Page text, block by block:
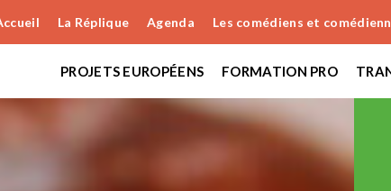
La Réplique Agenda Les comédiens et
PROJETS EUROPÉENS FORMATION PRO